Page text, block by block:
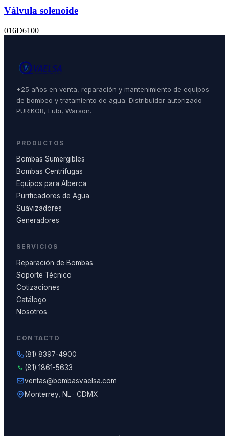
Válvula solenoide
016D6100
+25 años en venta, reparación y mantenimiento de equipos
de bombeo y tratamiento de agua. Distribuidor autorizado
PURIKOR, Lubi, Warson.
PRODUCTOS
Bombas Sumergibles
Bombas Centrífugas
Equipos para Alberca
Purificadores de Agua
Suavizadores
Generadores
SERVICIOS
Reparación de Bombas
Soporte Técnico
Cotizaciones
Catálogo
Nosotros
CONTACTO
(81) 8397-4900
(81) 1861-5633
ventas@bombasvaelsa.com
Monterrey, NL · CDMX